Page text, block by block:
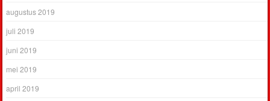
augustus 2019
juli 2019
juni 2019
mei 2019
april 2019